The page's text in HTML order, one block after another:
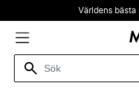
Världens